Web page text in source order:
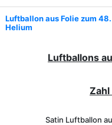
Luftballon aus Folie zum
Helium
Luftballons
Zahl
Satin Luftballon